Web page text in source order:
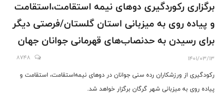
برگزاری رکوردگیری دوهای نیمه استقامت،استقامت
و پیاده روی به میزبانی استان گلستان/فرصتی دیگر
برای رسیدن به حدنصاب‌های قهرمانی جوانان جهان
1401/03/13
8748
رکودگیری از ورزشکاران رده سنی جوانان در دوهای نیمه‌استقامت، استقامت و
پیاده روی به میزبانی شهر گرگان برگزار خواهد شد.